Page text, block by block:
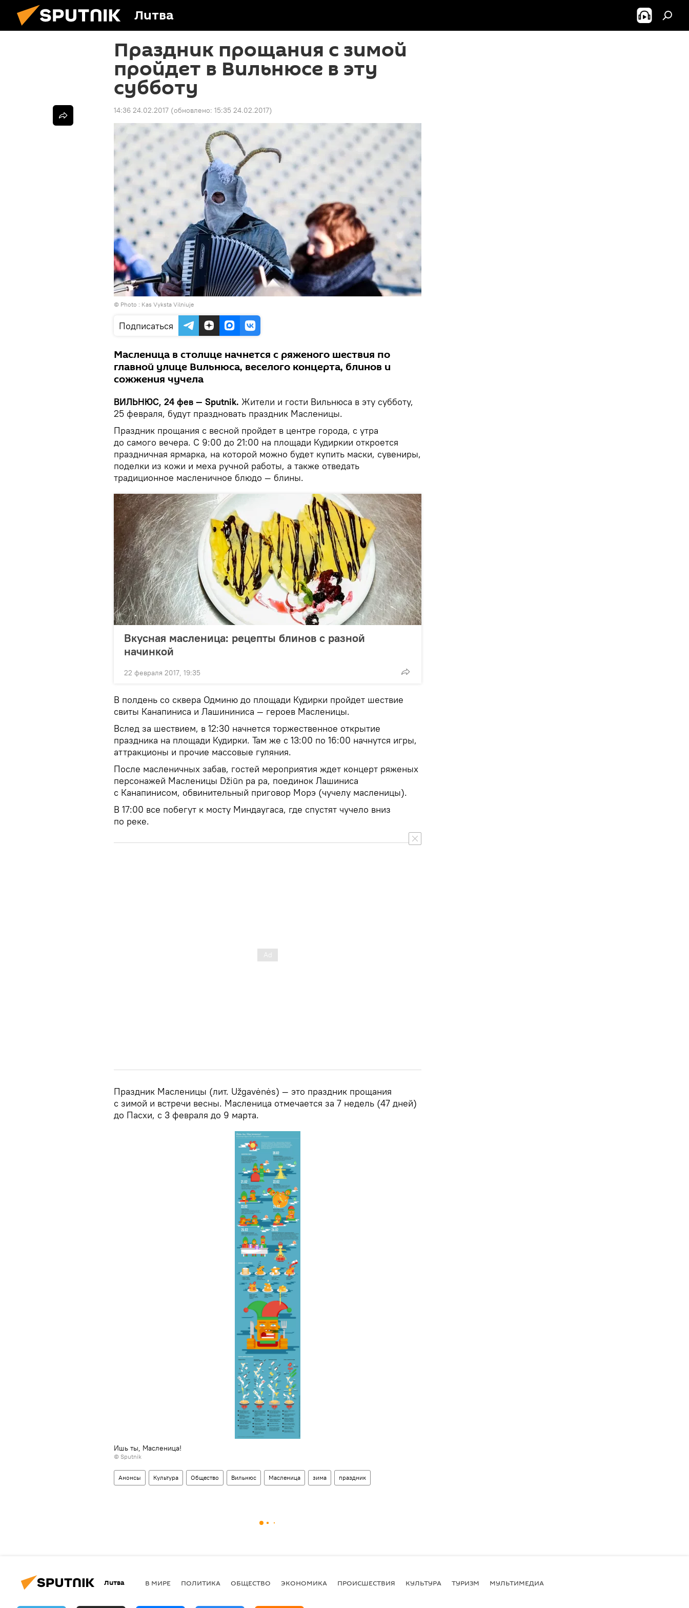
Литва
Праздник прощания с зимой
пройдет в Вильнюсе в эту
субботу
14:36 24.02.2017 (обновлено: 15:35 24.02.2017)
© Photo : Kas Vyksta Vilniuje
Подписаться
Масленица в столице начнется с ряженого шествия по
главной улице Вильнюса, веселого концерта, блинов и
сожжения чучела
ВИЛЬНЮС, 24 фев — Sputnik. Жители и гости Вильнюса в эту субботу,
25 февраля, будут праздновать праздник Масленицы.
Праздник прощания с весной пройдет в центре города, с утра
до самого вечера. С 9:00 до 21:00 на площади Кудиркии откроется
праздничная ярмарка, на которой можно будет купить маски, сувениры,
поделки из кожи и меха ручной работы, а также отведать
традиционное масленичное блюдо — блины.
Вкусная масленица: рецепты блинов с разной
начинкой
22 февраля 2017, 19:35
В полдень со сквера Одминю до площади Кудирки пройдет шествие
свиты Канапиниса и Лашининиса — героев Масленицы.
Вслед за шествием, в 12:30 начнется торжественное открытие
праздника на площади Кудирки. Там же с 13:00 по 16:00 начнутся игры,
аттракционы и прочие массовые гуляния.
После масленичных забав, гостей мероприятия ждет концерт ряженых
персонажей Масленицы Džiūn pa pa, поединок Лашиниса
с Канапинисом, обвинительный приговор Морэ (чучелу масленицы).
В 17:00 все побегут к мосту Миндаугаса, где спустят чучело вниз
по реке.
Праздник Масленицы (лит. Užgavėnės) — это праздник прощания
с зимой и встречи весны. Масленица отмечается за 7 недель (47 дней)
до Пасхи, с 3 февраля до 9 марта.
Ишь ты, Масленица!
© Sputnik
Анонсы Культура Общество Вильнюс Масленица зима праздник
Литва В МИРЕ ПОЛИТИКА ОБЩЕСТВО ЭКОНОМИКА ПРОИСШЕСТВИЯ КУЛЬТУРА ТУРИЗМ МУЛЬТИМЕДИА